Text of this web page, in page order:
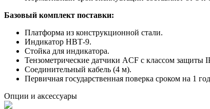
Базовый комплект поставки:
Платформа из конструкционной стали.
Индикатор НВТ-9.
Стойка для индикатора.
Тензометрические датчики ACF с классом защиты
Соединительный кабель (4 м).
Первичная государственная поверка сроком на 1
Опции и аксессуары